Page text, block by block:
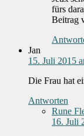
fürs
Beitrag
Jan
15. Juli 2015
Die Frau hat
Antworten
Rune
16. Juli